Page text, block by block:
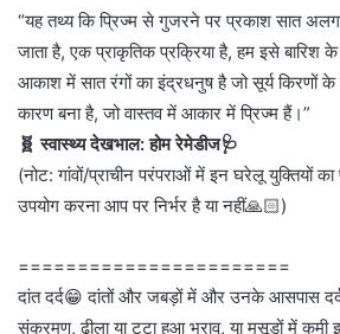
“यह तथ्य कि प्रिज्म से गुजरने पर प्रकाश सात
जाता है, एक प्राकृतिक प्रक्रिया है, हम इसे बारिश
आकाश में सात रंगों का इंद्रधनुष है जो सूर्य किरणों
कारण बना है, जो वास्तव में आकार में प्रिज्म हैं।”
🧬 स्वास्थ्य देखभाल: होम रेमेडीज🩺
(नोट: गांवों/प्राचीन परंपराओं में इन घरेलू युक्तियों
उपयोग करना आप पर निर्भर है या नहीं🙏🏻)
=======================
दांत दर्द😁 दांतों और जबड़ों में और उनके आसपास दर्द
संक्रमण, ढीला या टूटा हुआ भराव, या मसूड़ों में